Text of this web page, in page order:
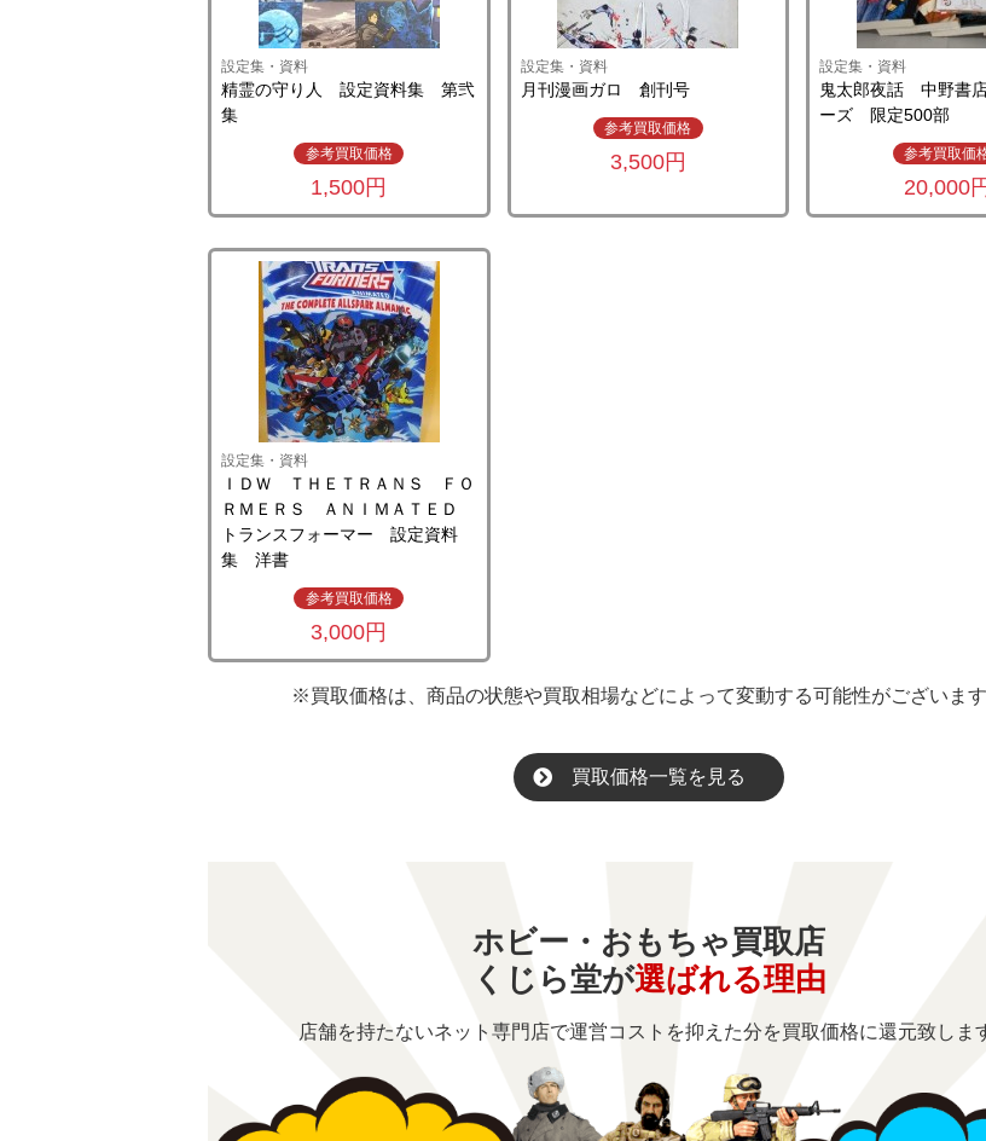
設定集・資料
精霊の守り人 設定資料集 第弐
集
参考買取価格
1,500円
設定集・資料
月刊漫画ガロ 創刊号
参考買取価格
3,500円
設定集・資料
鬼太郎夜話 中野書
ーズ 限定500部
参考買取価
20,000
設定集・資料
ＩＤＷ ＴＨＥＴＲＡＮＳ ＦＯ
ＲＭＥＲＳ ＡＮＩＭＡＴＥＤ
トランスフォーマー 設定資料
集 洋書
参考買取価格
3,000円
※買取価格は、商品の状態や買取相場などによって変動する可能性がございます
買取価格一覧を見る
ホビー・おもちゃ買取店
くじら堂が選ばれる理由
店舗を持たないネット専門店で運営コストを抑えた分を買取価格に還元致しま